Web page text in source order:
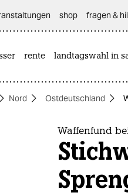
shop fragen &
rente landtagswahl in
Nord Ostdeutschland
Waffenfund